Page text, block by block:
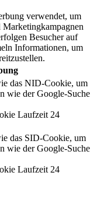
verwendet, um
Besucher auf
Informationen, um
das NID-Cookie, um
wie der Google-Suche
Laufzeit 24
das SID-Cookie, um
wie der Google-Suche
Laufzeit 24